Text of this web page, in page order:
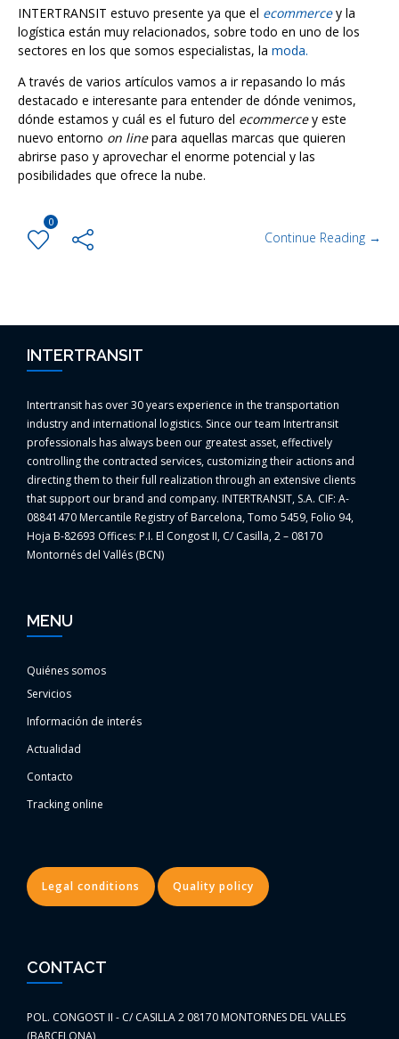
INTERTRANSIT estuvo presente ya que el ecommerce y la
logística están muy relacionados, sobre todo en uno de los
sectores en los que somos especialistas, la moda.
A través de varios artículos vamos a ir repasando lo más
destacado e interesante para entender de dónde venimos,
dónde estamos y cuál es el futuro del ecommercey este
nuevo entorno on linepara aquellas marcas que quieren
abrirse paso y aprovechar el enorme potencial y las
posibilidades que ofrece la nube.
0
Continue Reading →
INTERTRANSIT
Intertransit has over 30 years experience in the transportation
industry and international logistics. Since our team Intertransit
professionals has always been our greatest asset, effectively
controlling the contracted services, customizing their actions and
directing them to their full realization through an extensive clients
that support our brand and company. INTERTRANSIT, S.A. CIF: A-
08841470 Mercantile Registry of Barcelona, Tomo 5459, Folio 94,
Hoja B-82693 Offices: P.I. El Congost II, C/ Casilla, 2 – 08170
Montornés del Vallés (BCN)
MENU
Quiénes somos
Servicios
Información de interés
Actualidad
Contacto
Tracking online
Legal conditions Quality policy
CONTACT
POL. CONGOST II - C/ CASILLA 2 08170 MONTORNES DEL VALLES